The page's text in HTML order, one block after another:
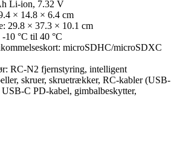
Li-ion, 7.32 V
× 14.8 × 6.4 cm
29.8 × 37.3 × 10.1 cm
10 °C til 40 °C
microSDHC/microSDXC
RC-N2 fjernstyring, intelligent
skruer, skruetrækker, RC-kabler (USB-
C PD-kabel, gimbalbeskytter,